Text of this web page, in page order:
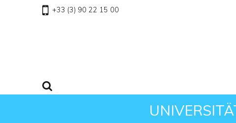
+33 (3) 90 22 15 00